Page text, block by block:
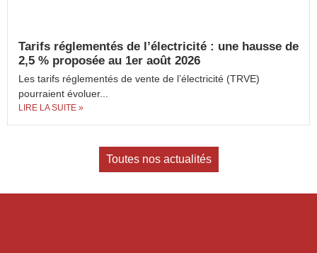
Tarifs réglementés de l’électricité : une hausse de
2,5 % proposée au 1er août 2026
Les tarifs réglementés de vente de l’électricité (TRVE)
pourraient évoluer...
LIRE LA SUITE »
Toutes nos actualités